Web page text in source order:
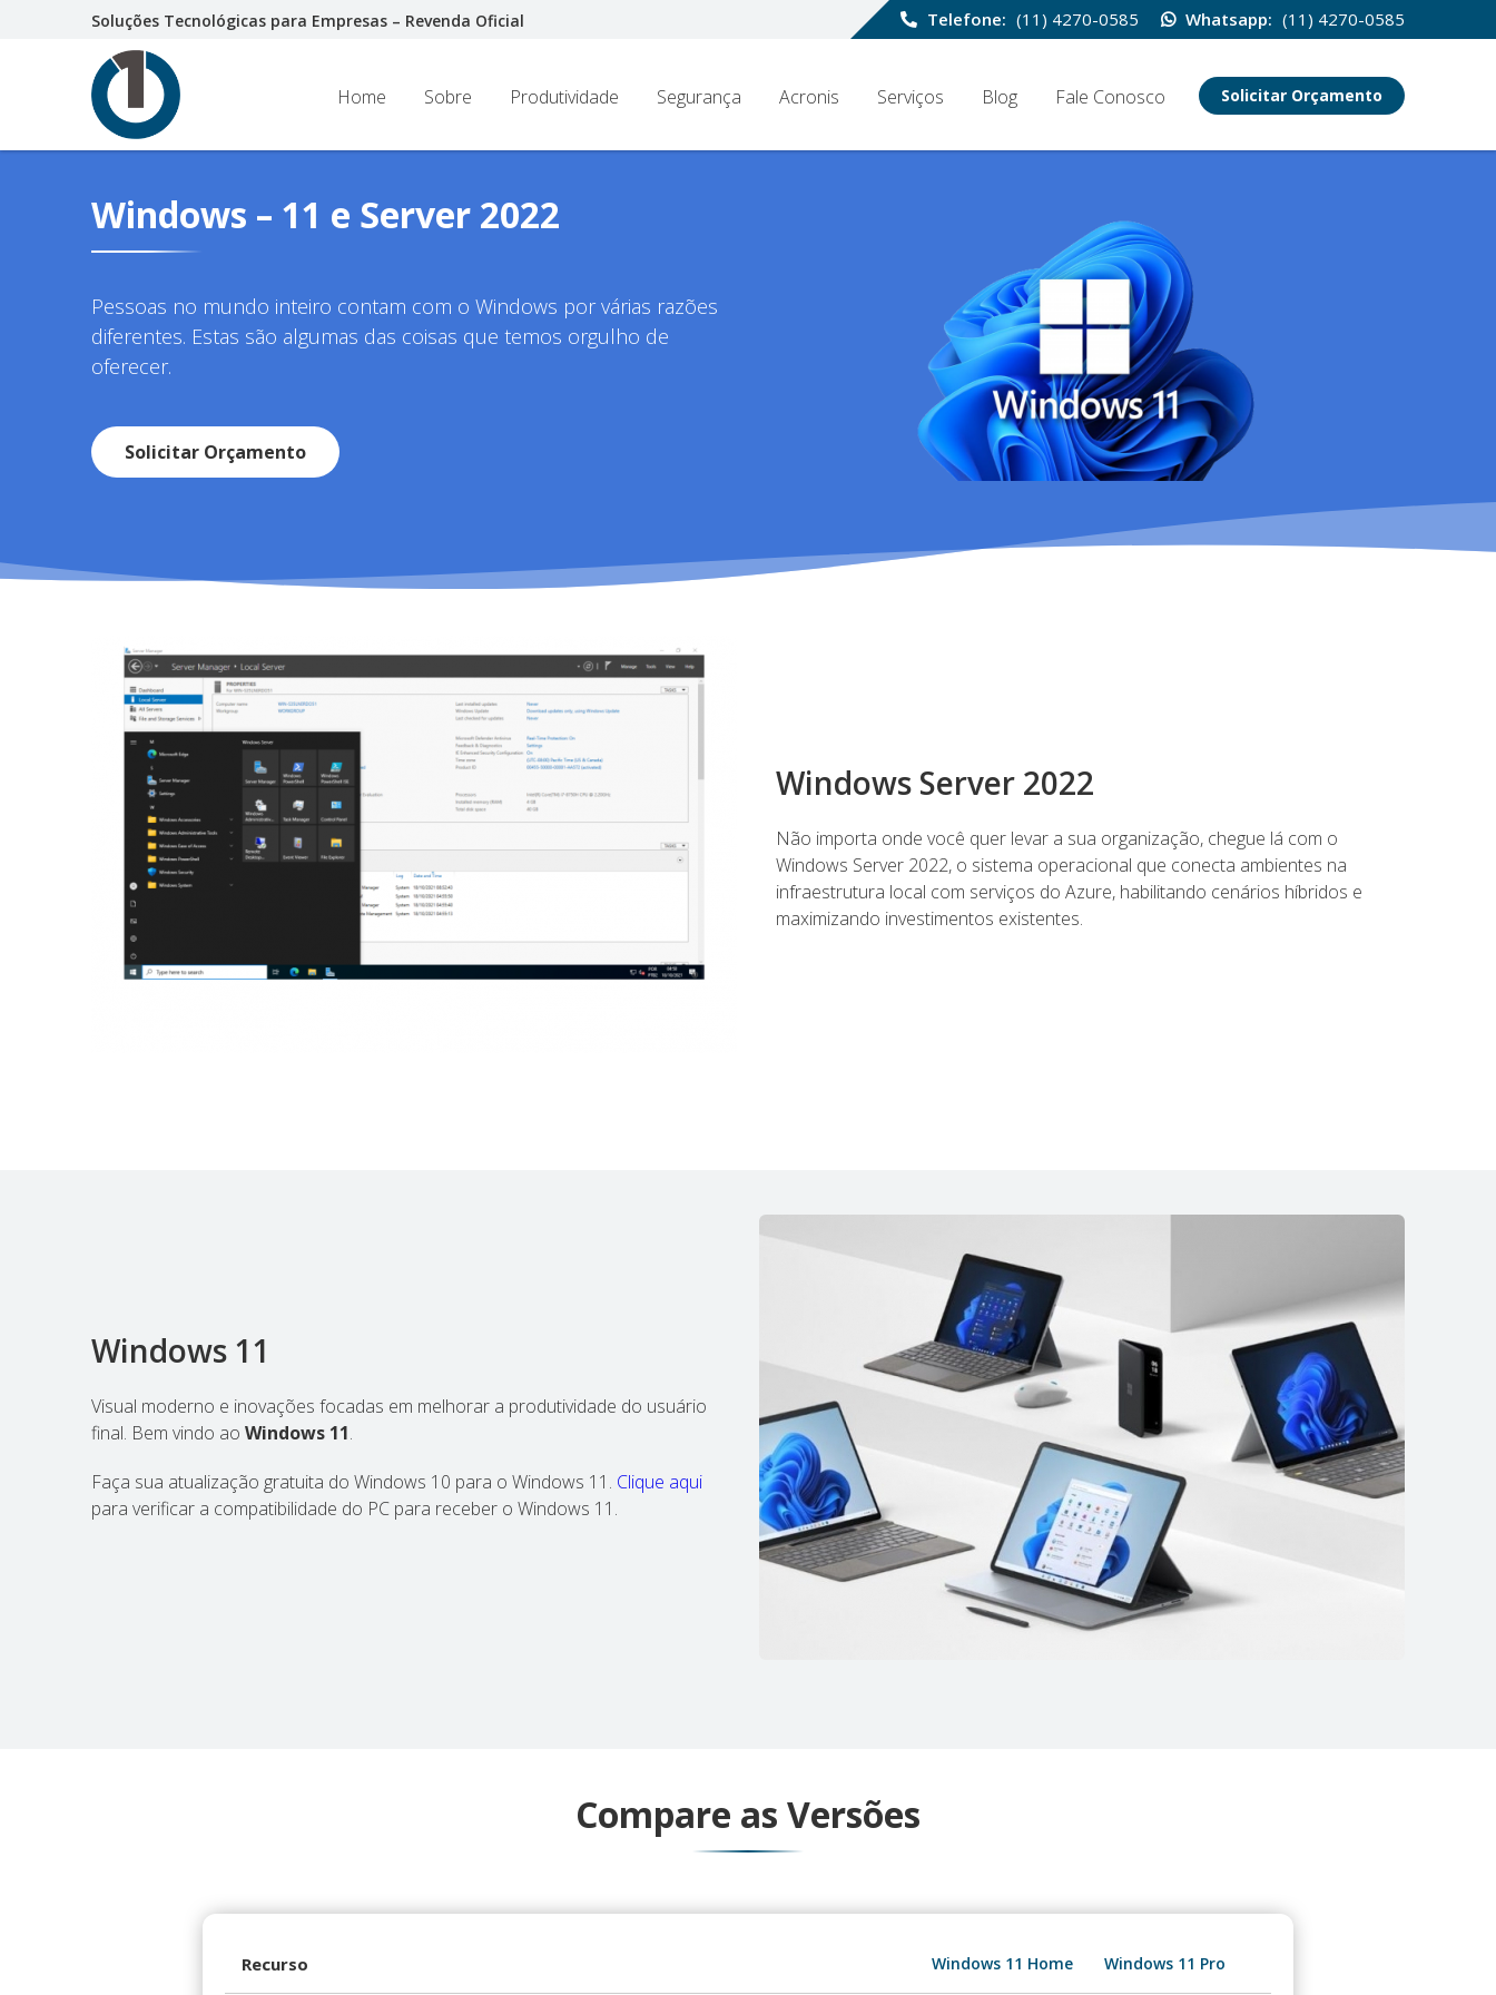
Soluções Tecnológicas para Empresas – Revenda Oficial Whatsapp: (11) 4270-0585
Telefone: (11) 4270-0585
Solicitar Orçamento
Home Sobre Produtividade Segurança Acronis Serviços Blog Fale Conosco
Windows – 11 e Server 2022
Pessoas no mundo inteiro contam com o Windows por várias razões
diferentes. Estas são algumas das coisas que temos orgulho de
oferecer.
Solicitar Orçamento
Windows Server 2022
Não importa onde você quer levar a sua organização, chegue lá com o
Windows Server 2022, o sistema operacional que conecta ambientes na
infraestrutura local com serviços do Azure, habilitando cenários híbridos e
maximizando investimentos existentes.
Windows 11
Visual moderno e inovações focadas em melhorar a produtividade do usuário
final. Bem vindo ao Windows 11.
Faça sua atualização gratuita do Windows 10 para o Windows 11. Clique aqui
para verificar a compatibilidade do PC para receber o Windows 11.
Compare as Versões
Recurso Windows 11 Home Windows 11 Pro